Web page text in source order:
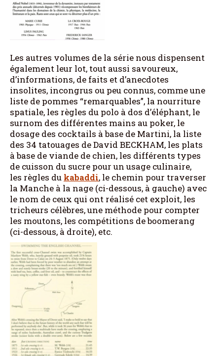
Les autres volumes de la série nous dispensent
également leur lot, tout aussi savoureux,
d’informations, de faits et d’anecdotes
insolites, incongrus ou peu connus, comme une
liste de pommes “remarquables”, la nourriture
spatiale, les règles du polo à dos d’éléphant, le
surnom des différentes mains au poker, le
dosage des cocktails à base de Martini, la liste
des 34 tatouages de David BECKHAM, les plats
à base de viande de chien, les différents types
de cuisson du sucre pour un usage culinaire,
les règles dukabaddi, le chemin pour traverser
la Manche à la nage (ci-dessous, à gauche) avec
le nom de ceux qui ont réalisé cet exploit, les
tricheurs célèbres, une méthode pour compter
les moutons, les compétitions de boomerang
(ci-dessous, à droite), etc.